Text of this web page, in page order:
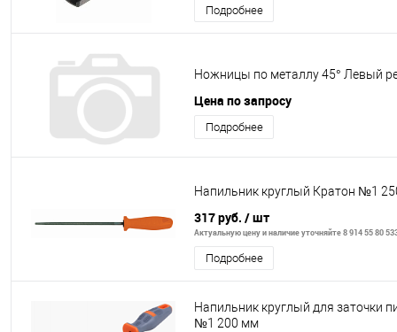
Подробнее
Ножницы по металлу 45° Левый
Цена по запросу
Подробнее
Напильник круглый Кратон №1
317 руб. / шт
Актуальную цену и наличие уточняйте 8 914 55 80
Подробнее
Напильник круглый для заточки
№1 200 мм